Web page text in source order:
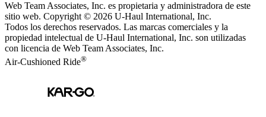
Web Team Associates, Inc. es propietaria y administradora de este
sitio web. Copyright © 2026 U-Haul International, Inc.
Todos los derechos reservados. Las marcas comerciales y la
propiedad intelectual de U-Haul International, Inc. son utilizadas
con licencia de Web Team Associates, Inc.
Air-Cushioned Ride®